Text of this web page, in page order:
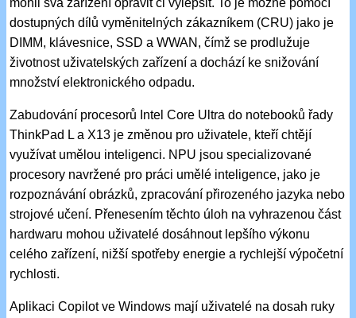
dostupných dílů vyměnitelných zákazníkem (CRU) jako je
DIMM, klávesnice, SSD a WWAN, čímž se prodlužuje
životnost uživatelských zařízení a dochází ke snižování
množství elektronického odpadu.
Zabudování procesorů Intel Core Ultra do notebooků řady
ThinkPad L a X13 je změnou pro uživatele, kteří chtějí
využívat umělou inteligenci. NPU jsou specializované
procesory navržené pro práci umělé inteligence, jako je
rozpoznávání obrázků, zpracování přirozeného jazyka nebo
strojové učení. Přenesením těchto úloh na vyhrazenou část
hardwaru mohou uživatelé dosáhnout lepšího výkonu
celého zařízení, nižší spotřeby energie a rychlejší výpočetní
rychlosti.
Aplikaci Copilot ve Windows mají uživatelé na dosah ruky